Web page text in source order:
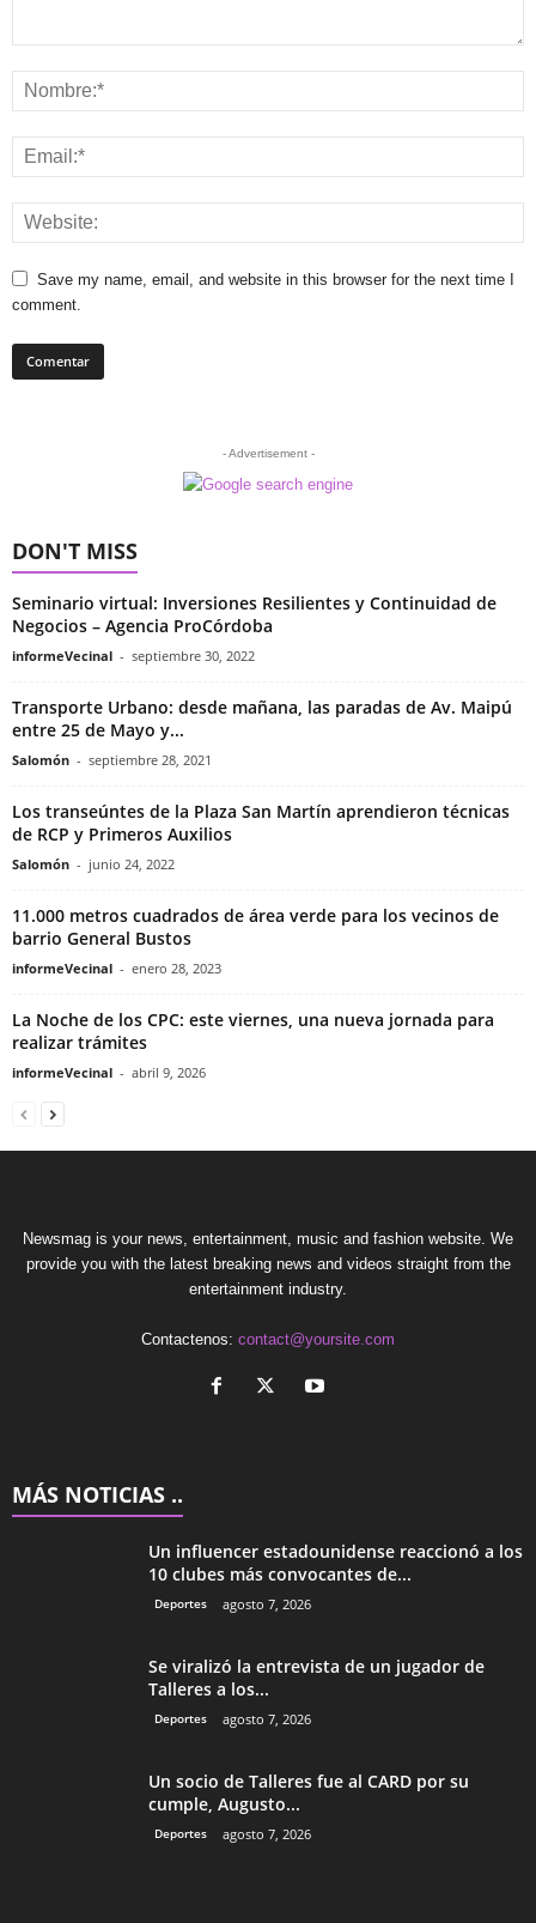
Save my name, email, and website in this browser for the next time I
comment.
- Advertisement -
DON'T MISS
Seminario virtual: Inversiones Resilientes y Continuidad de
Negocios – Agencia ProCórdoba
informeVecinal - septiembre 30, 2022
Transporte Urbano: desde mañana, las paradas de Av. Maipú
entre 25 de Mayo y...
Salomón - septiembre 28, 2021
Los transeúntes de la Plaza San Martín aprendieron técnicas
de RCP y Primeros Auxilios
Salomón - junio 24, 2022
11.000 metros cuadrados de área verde para los vecinos de
barrio General Bustos
informeVecinal - enero 28, 2023
La Noche de los CPC: este viernes, una nueva jornada para
realizar trámites
informeVecinal - abril 9, 2026
Newsmag is your news, entertainment, music and fashion website. We
provide you with the latest breaking news and videos straight from the
entertainment industry.
Contactenos: contact@yoursite.com
MÁS NOTICIAS ..
Un influencer estadounidense reaccionó a los
10 clubes más convocantes de...
Deportes agosto 7, 2026
Se viralizó la entrevista de un jugador de
Talleres a los...
Deportes agosto 7, 2026
Un socio de Talleres fue al CARD por su
cumple, Augusto...
Deportes agosto 7, 2026